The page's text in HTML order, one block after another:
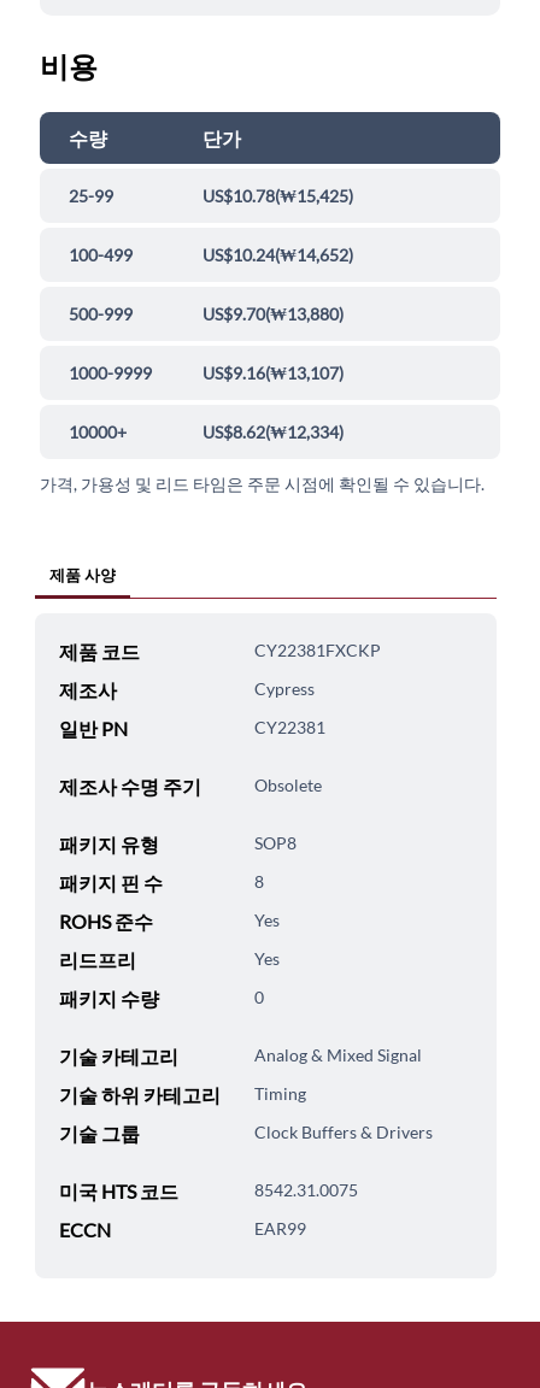
비용
수량 단가
25-99 US$10.78(₩15,425)
100-499 US$10.24(₩14,652)
500-999 US$9.70(₩13,880)
1000-9999 US$9.16(₩13,107)
10000+ US$8.62(₩12,334)
가격, 가용성 및 리드 타임은 주문 시점에 확인될 수 있습니다.
제품 사양
제품 코드 CY22381FXCKP
제조사 Cypress
일반 PN CY22381
제조사 수명 주기 Obsolete
패키지 유형 SOP8
패키지 핀 수 8
ROHS 준수 Yes
리드프리 Yes
패키지 수량 0
기술 카테고리 Analog & Mixed Signal
기술 하위 카테고리 Timing
기술 그룹 Clock Buffers & Drivers
미국 HTS 코드 8542.31.0075
ECCN EAR99